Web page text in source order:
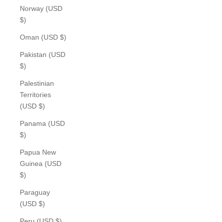
Norway (USD
$)
Oman (USD $)
Pakistan (USD
$)
Palestinian
Territories
(USD $)
Panama (USD
$)
Papua New
Guinea (USD
$)
Paraguay
(USD $)